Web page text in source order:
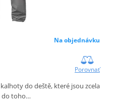
Na objednávku
Porovnať
do deště, které jsou zcela
do toho…